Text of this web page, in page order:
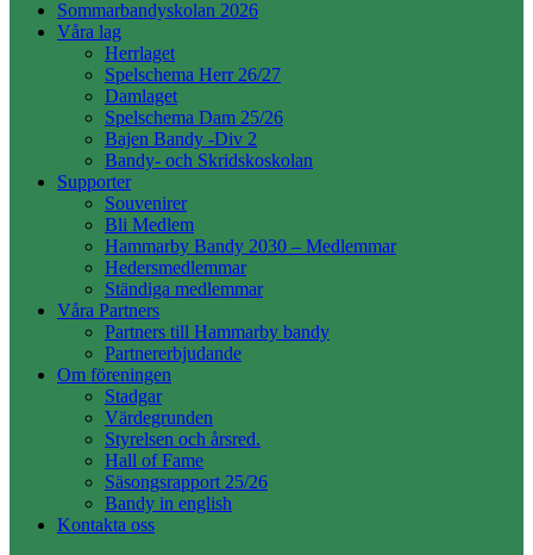
Sommarbandyskolan 2026
Våra lag
Herrlaget
Spelschema Herr 26/27
Damlaget
Spelschema Dam 25/26
Bajen Bandy -Div 2
Bandy- och Skridskoskolan
Supporter
Souvenirer
Bli Medlem
Hammarby Bandy 2030 – Medlemmar
Hedersmedlemmar
Ständiga medlemmar
Våra Partners
Partners till Hammarby bandy
Partnererbjudande
Om föreningen
Stadgar
Värdegrunden
Styrelsen och årsred.
Hall of Fame
Säsongsrapport 25/26
Bandy in english
Kontakta oss